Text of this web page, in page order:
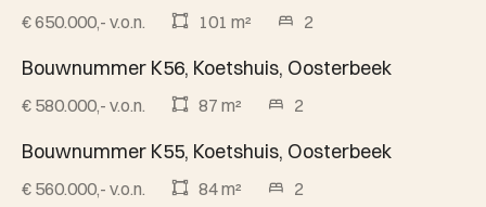
€ 650.000,- v.o.n. 101 m² 2
Beschikbaar
Bouwnummer K56, Koetshuis, Oosterbeek
€ 580.000,- v.o.n. 87 m² 2
Beschikbaar
Bouwnummer K55, Koetshuis, Oosterbeek
€ 560.000,- v.o.n. 84 m² 2